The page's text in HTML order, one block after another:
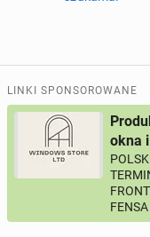
PROFILE
USŁUGI
MOTORYZACJA
LINKI SPONSOROWANE
okna
FENSA